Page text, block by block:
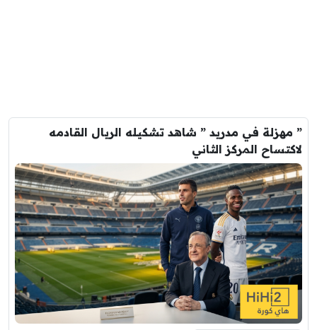
” مهزلة في مدريد ” شاهد تشكيله الريال القادمه
لاكتساح المركز الثاني